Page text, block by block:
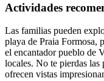
Actividades
Las familias pueden
playa de Praia Formosa,
el encantador pueblo de
locales. No te pierdas las
ofrecen vistas